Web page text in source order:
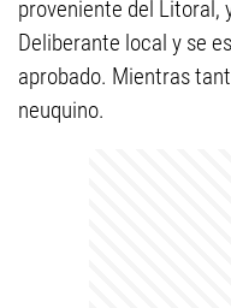
proveniente del Litoral,
Deliberante local y se
aprobado. Mientras
neuquino.